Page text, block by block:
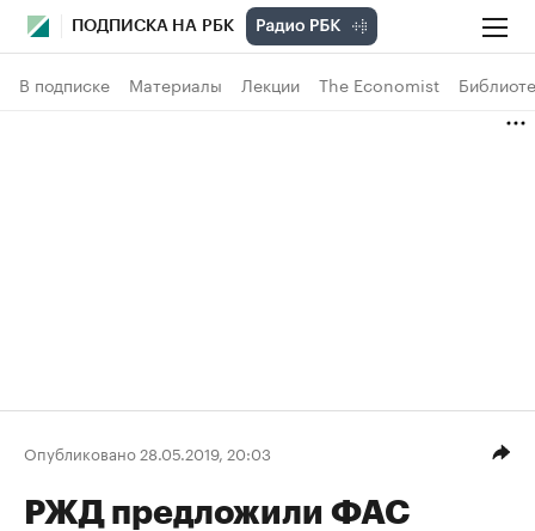
ПОДПИСКА НА РБК
В подписке Материалы Лекции The Economist
Опубликовано 28.05.2019, 20:03
РЖД предложили ФАС